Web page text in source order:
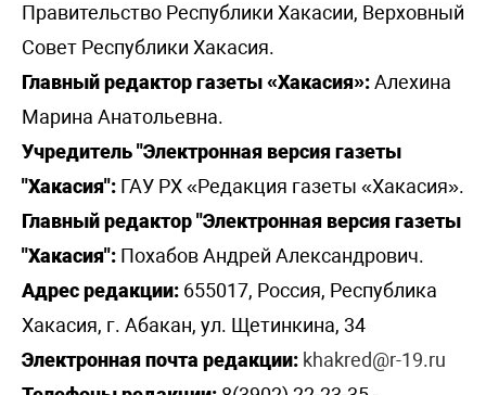
Правительство Республики Хакасии, Верховный
Совет Республики Хакасия.
Главный редактор газеты «Хакасия»:Алехина
Марина Анатольевна.
Учредитель "Электронная версия газеты
"Хакасия": ГАУ РХ «Редакция газеты «Хакасия».
Главный редактор "Электронная версия газеты
"Хакасия": Похабов Андрей Александрович.
Адрес редакции: 655017, Россия, Республика
Хакасия, г. Абакан, ул. Щетинкина, 34
Электронная почта редакции: khakred@r-19.ru